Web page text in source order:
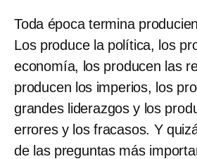
Toda época termina
Los produce la política, los
economía, los producen las
producen los imperios, los
grandes liderazgos y los
errores y los fracasos. Y
de las preguntas más